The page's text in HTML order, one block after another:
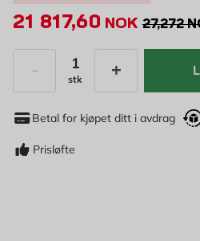
21 817,60 NOK 27,272
stk
Betal for kjøpet ditt i avdrag
Prisløfte